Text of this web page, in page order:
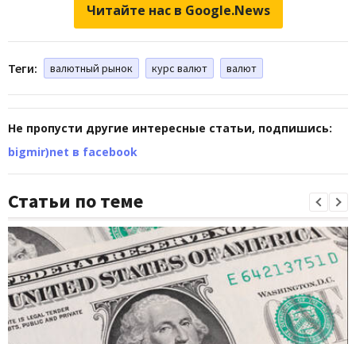
Читайте нас в Google.News
Теги: валютный рынок курс валют валют
Не пропусти другие интересные статьи, подпишись:
bigmir)net в facebook
Статьи по теме